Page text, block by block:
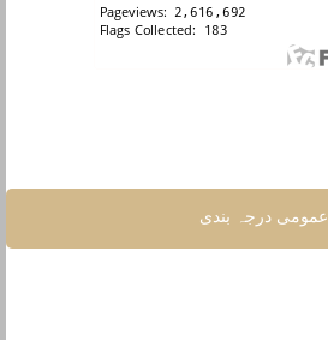
عمومی درجہ بندی